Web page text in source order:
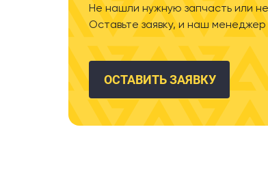
Не нашли нужную запчасть или
Оставьте заявку, и наш
ОСТАВИТЬ ЗАЯВКУ